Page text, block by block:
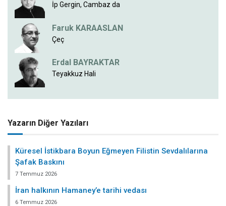
İp Gergin, Cambaz da
Faruk KARAASLAN
Çeç
Erdal BAYRAKTAR
Teyakkuz Hali
Yazarın Diğer Yazıları
Küresel İstikbara Boyun Eğmeyen Filistin Sevdalılarına
Şafak Baskını
7 Temmuz 2026
İran halkının Hamaney’e tarihi vedası
6 Temmuz 2026